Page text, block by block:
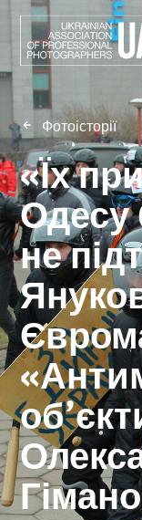
Фотоісторії
«Їх
Одесу
не